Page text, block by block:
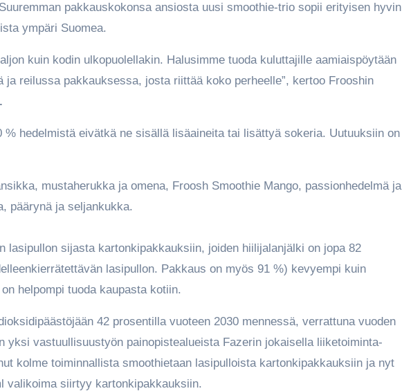
pakkauskokonsa ansiosta uusi smoothie-trio sopii erityisen hyvin
ympäri Suomea.
kuin kodin ulkopuolellakin. Halusimme tuoda kuluttajille aamiaispöytään
ja reilussa pakkauksessa, josta riittää koko perheelle”, kertoo Frooshin
% hedelmistä eivätkä ne sisällä lisäaineita tai lisättyä sokeria. Uutuuksiin on
mustaherukka ja omena, Froosh Smoothie Mango, passionhedelmä ja
päärynä ja seljankukka.
lasipullon sijasta kartonkipakkauksiin, joiden hiilijalanjälki on jopa 82
lasipullon. Pakkaus on myös 91 %) kevyempi kuin
helpompi tuoda kaupasta kotiin.
42 prosentilla vuoteen 2030 mennessä, verrattuna vuoden
yksi vastuullisuustyön painopistealueista Fazerin jokaisella liiketoiminta-
kolme toiminnallista smoothietaan lasipulloista kartonkipakkauksiin ja nyt
valikoima siirtyy kartonkipakkauksiin.